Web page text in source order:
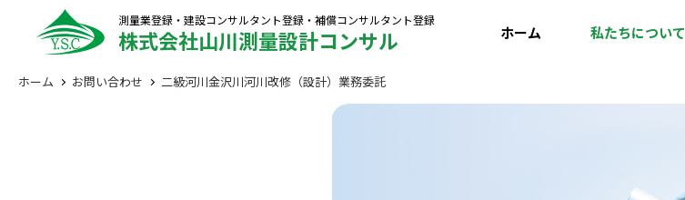
測量業登録・建設コンサルタント登録・補償コンサルタント登録
株式会社山川測量設計コンサル ホーム 私たちについて
ホーム お問い合わせ 二級河川金沢川河川改修（設計）業務委託